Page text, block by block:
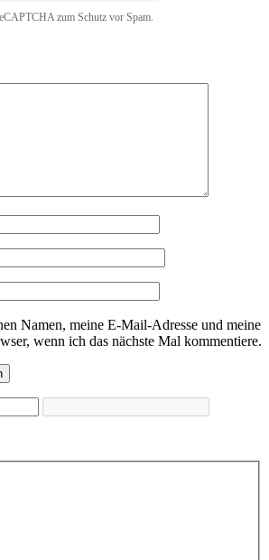
zum Schutz vor Spam.
Namen, meine E-Mail-Adresse und meine
wenn ich das nächste Mal kommentiere.